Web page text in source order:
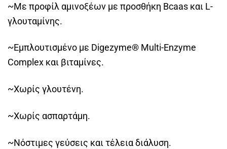
~Με προφίλ αμινοξέων με προσθήκη Bcaas και L-
γλουταμίνης.
~Εμπλουτισμένο με Digezyme® Multi-Enzyme
Complex και βιταμίνες.
~Χωρίς γλουτένη.
~Χωρίς ασπαρτάμη.
~Νόστιμες γεύσεις και τέλεια διάλυση.